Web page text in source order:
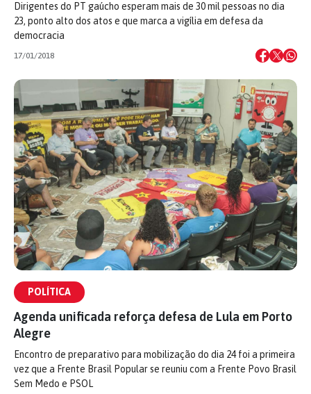
Dirigentes do PT gaúcho esperam mais de 30 mil pessoas no dia
23, ponto alto dos atos e que marca a vigília em defesa da
democracia
17/01/2018
POLÍTICA
Agenda unificada reforça defesa de Lula em Porto
Alegre
Encontro de preparativo para mobilização do dia 24 foi a primeira
vez que a Frente Brasil Popular se reuniu com a Frente Povo Brasil
Sem Medo e PSOL